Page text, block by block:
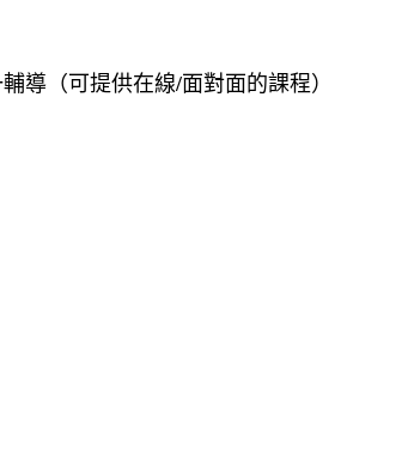
導（可提供在線/面對面的課程）